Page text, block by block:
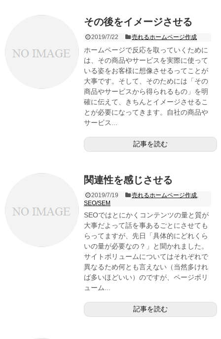
その後をイメージさせる
2019/7/22 売れるホームページ作成
ホームページで反応を取っていくために
は、その商品やサービスを実際に使って
いる姿をお客様に想像させるってことが
大事です。そして、そのためには「その
商品やサービスから得られるもの」を明
確に伝えて、きちんとイメージさせるこ
とが必要になってきます。自社の商品や
サービス...
記事を読む
関連性を感じさせる
2019/7/19 売れるホームページ作成,
SEO/SEM
SEOではとにかくコンテンツの量と質が
大事だよって話を事あるごとにさせても
らってますが、先日「具体的にどれくら
いの量が必要なの？」と聞かれました。
サイトボリュームについてはそれぞれで
異なるため何とも言えない（当然多けれ
ば多いほどいい）のですが、ページボリ
ューム...
記事を読む